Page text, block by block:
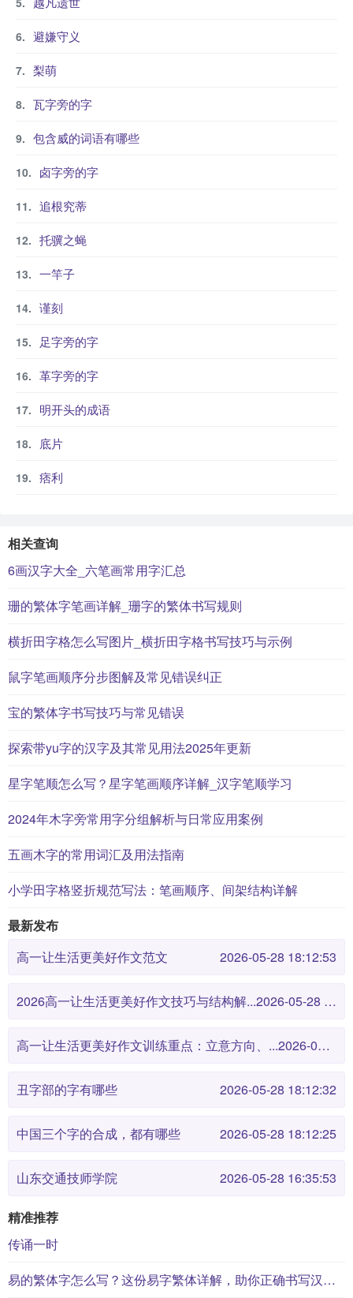
避嫌守义
梨萌
瓦字旁的字
包含威的词语有哪些
卤字旁的字
追根究蒂
托骥之蝇
一竿子
谨刻
足字旁的字
革字旁的字
明开头的成语
底片
痞利
相关查询
6画汉字大全_六笔画常用字汇总
珊的繁体字笔画详解_珊字的繁体书写规则
横折田字格怎么写图片_横折田字格书写技巧与示例
鼠字笔画顺序分步图解及常见错误纠正
宝的繁体字书写技巧与常见错误
探索带yu字的汉字及其常见用法2025年更新
星字笔顺怎么写？星字笔画顺序详解_汉字笔顺学习
2024年木字旁常用字分组解析与日常应用案例
五画木字的常用词汇及用法指南
小学田字格竖折规范写法：笔画顺序、间架结构详解
最新发布
高一让生活更美好作文范文
2026-05-28 18:12:53
2026高一让生活更美好作文技巧与结构解... 2026-05-28 18:12:46
高一让生活更美好作文训练重点：立意方向、... 2026-05-28 18:12:38
丑字部的字有哪些 2026-05-28 18:12:32
中国三个字的合成，都有哪些 2026-05-28 18:12:25
山东交通技师学院 2026-05-28 16:35:53
精准推荐
传诵一时
易的繁体字怎么写？这份易字繁体详解，助你正确书写汉字_汉字繁体学习